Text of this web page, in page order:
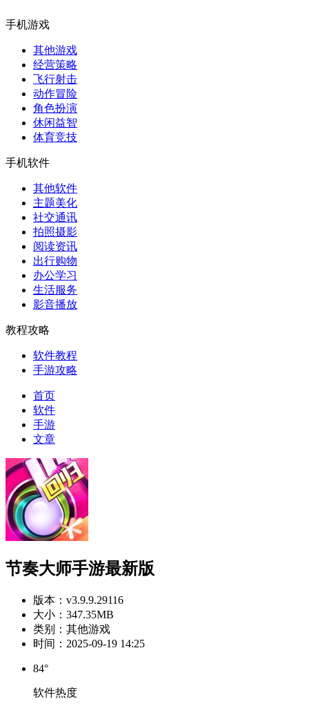
手机游戏
其他游戏
经营策略
飞行射击
动作冒险
角色扮演
休闲益智
体育竞技
手机软件
其他软件
主题美化
社交通讯
拍照摄影
阅读资讯
出行购物
办公学习
生活服务
影音播放
教程攻略
软件教程
手游攻略
首页
软件
手游
文章
节奏大师手游最新版
版本： v3.9.9.29116
大小： 347.35MB
类别： 其他游戏
时间： 2025-09-19 14:25
84°
软件热度